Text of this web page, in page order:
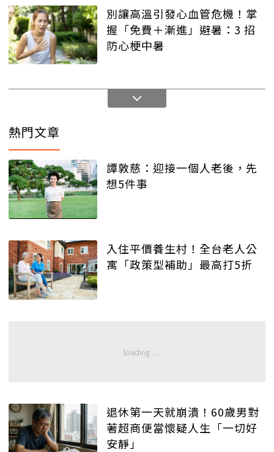
別讓高溫引發心血管危機！掌
握「免費＋漸進」避暑：3 招
防心梗中暑
熱門文章
譚敦慈：迎接一個人老後，先
想5件事
入住平價養生村！全台老人公
寓「政策型補助」最高打5折
退休第一天就崩潰！60歲男對
著超商便當懷疑人生「一切好
安靜」